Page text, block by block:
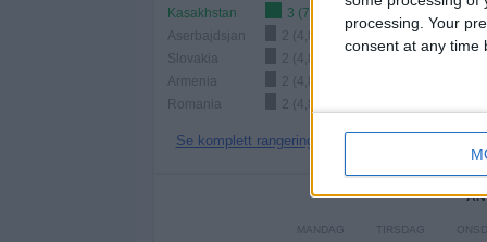
processing. Your
consent at any time
Kasakhstan
3 (7,32%)
Aserbajdsjan
2 (4,88%)
Slovakia
2 (4,88%)
Armenia
2 (4,88%)
Romania
2 (4,88%)
Se komplett rangering
MANDAG TIRSDAG